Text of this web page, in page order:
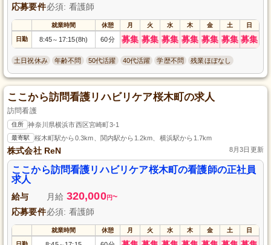
応募要件必須: 看護師
就業時間 休憩 月 火 水 木 金 土 日
日勤 8:45～ 17:15(8h) 60分 募集 募集 募集 募集 募集 募集 募集
土日祝休み 年齢不問 50代活躍 40代活躍 学歴不問 残業ほぼなし
ここから訪問看護リハビリケア桜木町の求人
訪問看護
住所 神奈川県横浜市西区宮崎町3-1
最寄駅 桜木町駅から0.3km、関内駅から1.2km、横浜駅から1.7km
株式会社 ReN 8月3日更新
ここから訪問看護リハビリケア桜木町の看護師の正社員
求人
給与 月給 320,000円~
応募要件必須: 看護師
就業時間 休憩 月 火 水 木 金 土 日